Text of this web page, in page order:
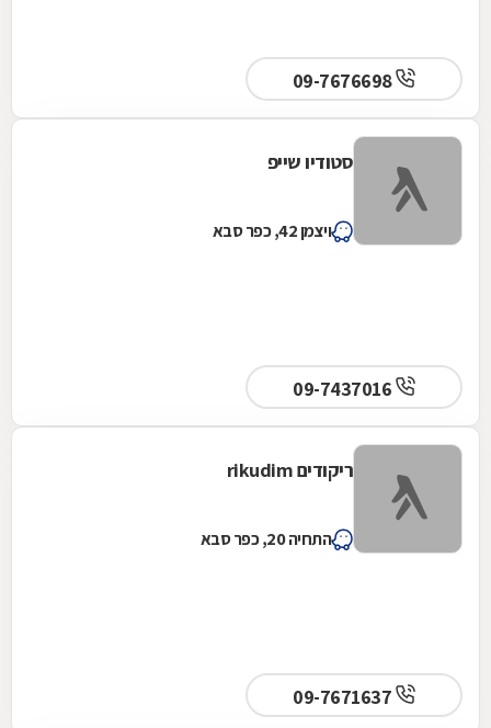
09-7676698
סטודיו שייפ
ויצמן 42, כפר סבא
ריקודים rikudim
התחיה 20, כפר סבא